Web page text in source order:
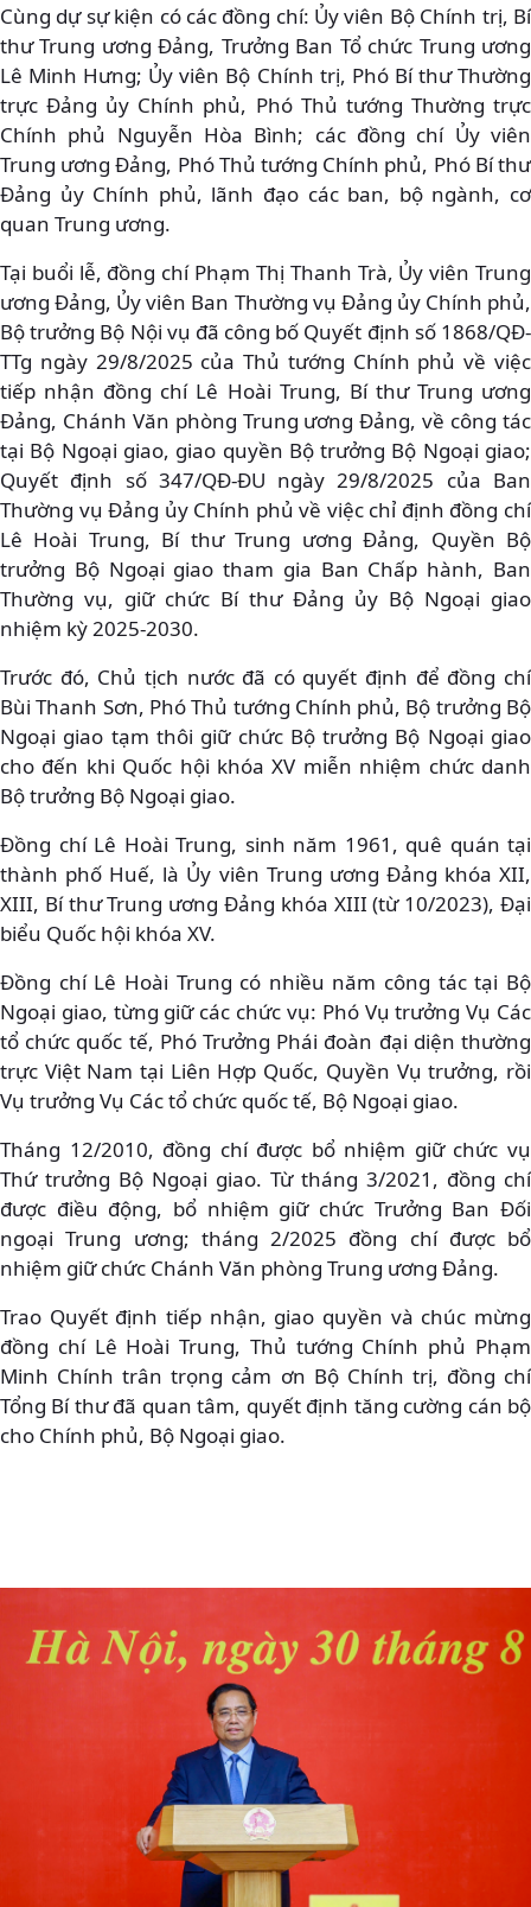
Cùng dự sự kiện có các đồng chí: Ủy viên Bộ Chính trị, Bí
thư Trung ương Đảng, Trưởng Ban Tổ chức Trung ương
Lê Minh Hưng; Ủy viên Bộ Chính trị, Phó Bí thư Thường
trực Đảng ủy Chính phủ, Phó Thủ tướng Thường trực
Chính phủ Nguyễn Hòa Bình; các đồng chí Ủy viên
Trung ương Đảng, Phó Thủ tướng Chính phủ, Phó Bí thư
Đảng ủy Chính phủ, lãnh đạo các ban, bộ ngành, cơ
quan Trung ương.
Tại buổi lễ, đồng chí Phạm Thị Thanh Trà, Ủy viên Trung
ương Đảng, Ủy viên Ban Thường vụ Đảng ủy Chính phủ,
Bộ trưởng Bộ Nội vụ đã công bố Quyết định số 1868/QĐ-
TTg ngày 29/8/2025 của Thủ tướng Chính phủ về việc
tiếp nhận đồng chí Lê Hoài Trung, Bí thư Trung ương
Đảng, Chánh Văn phòng Trung ương Đảng, về công tác
tại Bộ Ngoại giao, giao quyền Bộ trưởng Bộ Ngoại giao;
Quyết định số 347/QĐ-ĐU ngày 29/8/2025 của Ban
Thường vụ Đảng ủy Chính phủ về việc chỉ định đồng chí
Lê Hoài Trung, Bí thư Trung ương Đảng, Quyền Bộ
trưởng Bộ Ngoại giao tham gia Ban Chấp hành, Ban
Thường vụ, giữ chức Bí thư Đảng ủy Bộ Ngoại giao
nhiệm kỳ 2025-2030.
Trước đó, Chủ tịch nước đã có quyết định để đồng chí
Bùi Thanh Sơn, Phó Thủ tướng Chính phủ, Bộ trưởng Bộ
Ngoại giao tạm thôi giữ chức Bộ trưởng Bộ Ngoại giao
cho đến khi Quốc hội khóa XV miễn nhiệm chức danh
Bộ trưởng Bộ Ngoại giao.
Đồng chí Lê Hoài Trung, sinh năm 1961, quê quán tại
thành phố Huế, là Ủy viên Trung ương Đảng khóa XII,
XIII, Bí thư Trung ương Đảng khóa XIII (từ 10/2023), Đại
biểu Quốc hội khóa XV.
Đồng chí Lê Hoài Trung có nhiều năm công tác tại Bộ
Ngoại giao, từng giữ các chức vụ: Phó Vụ trưởng Vụ Các
tổ chức quốc tế, Phó Trưởng Phái đoàn đại diện thường
trực Việt Nam tại Liên Hợp Quốc, Quyền Vụ trưởng, rồi
Vụ trưởng Vụ Các tổ chức quốc tế, Bộ Ngoại giao.
Tháng 12/2010, đồng chí được bổ nhiệm giữ chức vụ
Thứ trưởng Bộ Ngoại giao. Từ tháng 3/2021, đồng chí
được điều động, bổ nhiệm giữ chức Trưởng Ban Đối
ngoại Trung ương; tháng 2/2025 đồng chí được bổ
nhiệm giữ chức Chánh Văn phòng Trung ương Đảng.
Trao Quyết định tiếp nhận, giao quyền và chúc mừng
đồng chí Lê Hoài Trung, Thủ tướng Chính phủ Phạm
Minh Chính trân trọng cảm ơn Bộ Chính trị, đồng chí
Tổng Bí thư đã quan tâm, quyết định tăng cường cán bộ
cho Chính phủ, Bộ Ngoại giao.